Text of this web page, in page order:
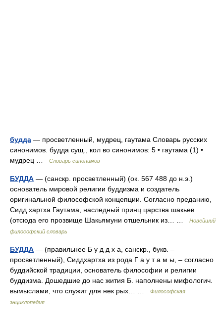
будда — просветленный, мудрец, гаутама Словарь русских
синонимов. будда сущ., кол во синонимов: 5 • гаутама (1) •
мудрец …
Словарь синонимов
БУДДА — (санскр. просветленный) (ок. 567 488 до н.э.)
основатель мировой религии буддизма и создатель
оригинальной философской концепции. Согласно преданию,
Сидд хартха Гаутама, наследный принц царства шакьев
(отсюда его прозвище Шакьямуни отшельник из… …
Новейший
философский словарь
БУДДА — (правильнее Б у д д х а, санскр., букв. –
просветленный), Сиддхартха из рода Г а у т а м ы, – согласно
буддийской традиции, основатель философии и религии
буддизма. Дошедшие до нас жития Б. наполнены мифологич.
вымыслами, что служит для нек рых… …
Философская
энциклопедия